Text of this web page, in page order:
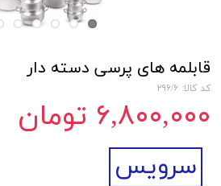
قابلمه های پرسی دسته دار
کد کالا: ۲۹۶/۶
۶,۸۰۰,۰۰۰ تومان
سرویس